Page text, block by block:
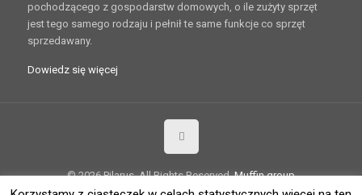
pochodzącego z gospodarstw domowych, o ile zużyty sprzęt
jest tego samego rodzaju i pełnił te same funkcje co sprzęt
sprzedawany.
Dowiedz się więcej
© 2026 Pilarus. All Rights Reserved.Muffin group